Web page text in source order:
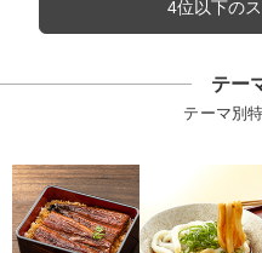
4位以下の
テー
テーマ別